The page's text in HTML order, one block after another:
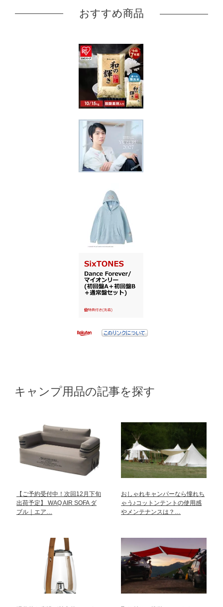
おすすめ商品
キャンプ用品の記事を探す
【ご予約受付中！次回12月下旬
出荷予定】 WAQ AIR SOFA ダ
ブル｜エア…
おしゃれキャンパーなら憧れち
ゃう♪コットンテントの使用感
やメンテナンスは？…